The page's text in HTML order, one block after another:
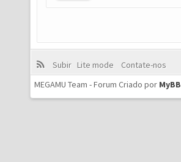
Subir Lite mode
Contate-nos
MEGAMU Team - Forum Criado por MyBB